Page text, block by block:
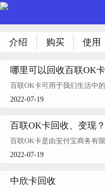
介绍 购买 使用
哪里可以回收百联OK卡
百联OK卡可用于我们生活中
2022-07-19
百联OK卡回收、变现？
百联OK卡是由安付宝商务有
2022-07-19
中欣卡回收